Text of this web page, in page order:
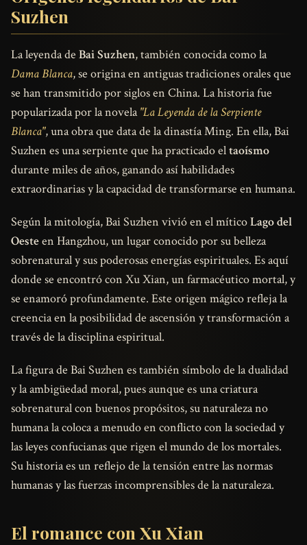
Suzhen
La leyenda de Bai Suzhen, también conocida como la
Dama Blanca, se origina en antiguas tradiciones orales que
se han transmitido por siglos en China. La historia fue
popularizada por la novela"La Leyenda de la Serpiente
Blanca", una obra que data de la dinastía Ming. En ella, Bai
Suzhen es una serpiente que ha practicado eltaoísmo
durante miles de años, ganando así habilidades
extraordinarias y la capacidad de transformarse en humana.
Según la mitología, Bai Suzhen vivió en el míticoLago del
Oesteen Hangzhou, un lugar conocido por su belleza
sobrenatural y sus poderosas energías espirituales. Es aquí
donde se encontró con Xu Xian, un farmacéutico mortal, y
se enamoró profundamente. Este origen mágico refleja la
creencia en la posibilidad de ascensión y transformación a
través de la disciplina espiritual.
La figura de Bai Suzhen es también símbolo de la dualidad
y la ambigüedad moral, pues aunque es una criatura
sobrenatural con buenos propósitos, su naturaleza no
humana la coloca a menudo en conflicto con la sociedad y
las leyes confucianas que rigen el mundo de los mortales.
Su historia es un reflejo de la tensión entre las normas
humanas y las fuerzas incomprensibles de la naturaleza.
El romance con Xu Xian